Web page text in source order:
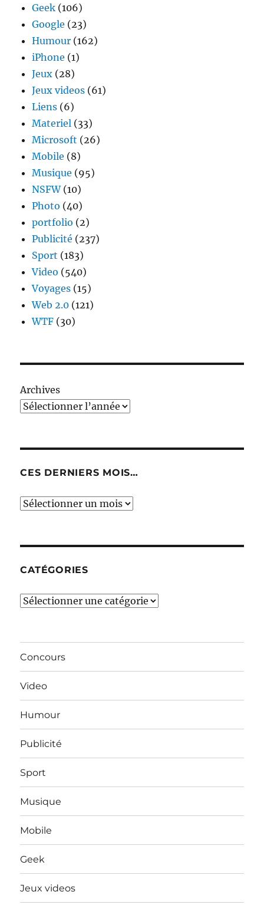
Geek (106)
Google (23)
Humour (162)
iPhone (1)
Jeux (28)
Jeux videos (61)
Liens (6)
Materiel (33)
Microsoft (26)
Mobile (8)
Musique (95)
NSFW(10)
Photo (40)
portfolio (2)
Publicité (237)
Sport (183)
Video (540)
Voyages (15)
Web 2.0 (121)
WTF (30)
Archives
CES DERNIERS MOIS…
Ces
CATÉGORIES
Catégories
Concours
Video
Humour
Publicité
Sport
Musique
Mobile
Geek
Jeux videos